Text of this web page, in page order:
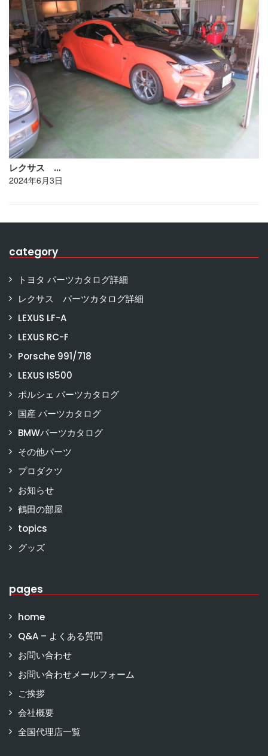
レクサス …
2024年6月3日
category
トヨタ パーツカタログ詳細
レクサス パーツカタログ詳細
LEXUS LF-A
LEXUS RC-F
Porsche 991/718
LEXUS IS500
ポルシェ パーツカタログ
国産 パーツカタログ
BMWパーツカタログ
その他パーツ
プロダクツ
お知らせ
鶴田の部屋
topics
グッズ
pages
home
Q&A – よくある質問
お問い合わせ
お問い合わせメールフォーム
ご挨拶
会社概要
全国代理店一覧